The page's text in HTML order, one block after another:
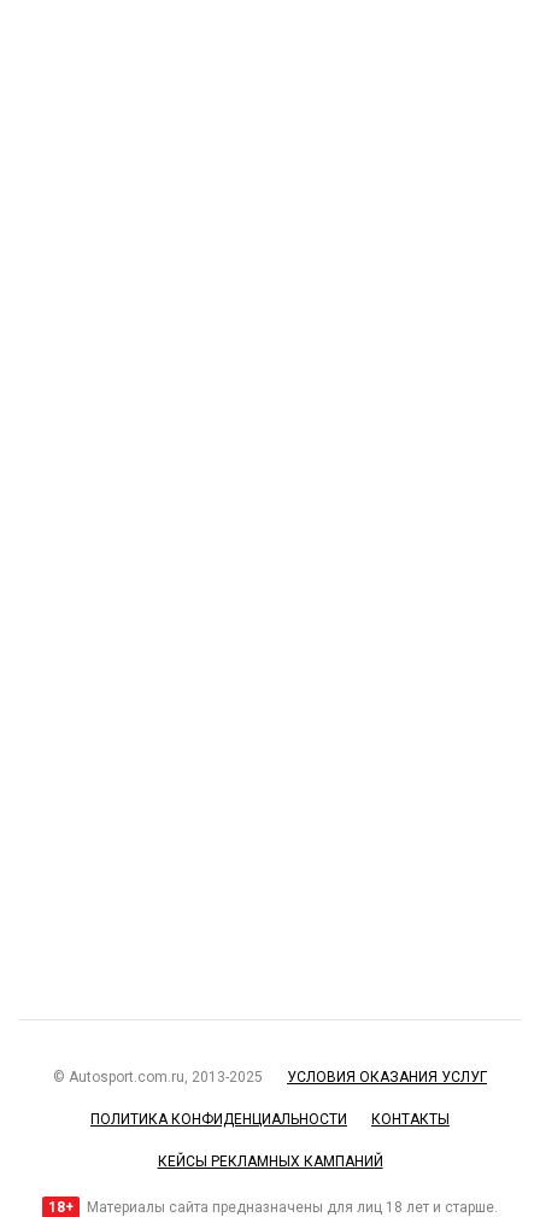
© Autosport.com.ru, 2013-2025 УСЛОВИЯ ОКАЗАНИЯ УСЛУГ
ПОЛИТИКА КОНФИДЕНЦИАЛЬНОСТИ КОНТАКТЫ
КЕЙСЫ РЕКЛАМНЫХ КАМПАНИЙ
18+ Материалы сайта предназначены для лиц 18 лет и старше.